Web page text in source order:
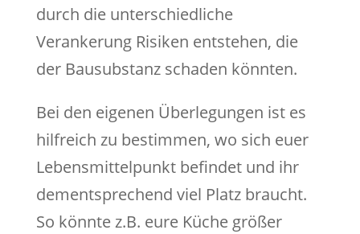
durch die unterschiedliche
Verankerung Risiken entstehen, die
der Bausubstanz schaden könnten.
Bei den eigenen Überlegungen ist es
hilfreich zu bestimmen, wo sich euer
Lebensmittelpunkt befindet und ihr
dementsprechend viel Platz braucht.
So könnte z.B. eure Küche größer